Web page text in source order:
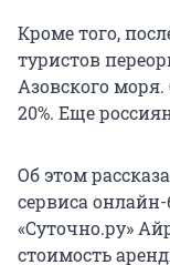
Кроме того,
туристов
Азовского
20%. Еще
Об этом
сервиса
«Суточно.ру»
стоимость